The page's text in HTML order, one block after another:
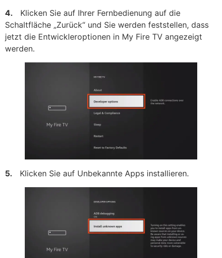
4. Klicken Sie auf Ihrer Fernbedienung auf die
Schaltfläche „Zurück“ und Sie werden feststellen, dass
jetzt die Entwickleroptionen in My Fire TV angezeigt
werden.
5. Klicken Sie auf Unbekannte Apps installieren.